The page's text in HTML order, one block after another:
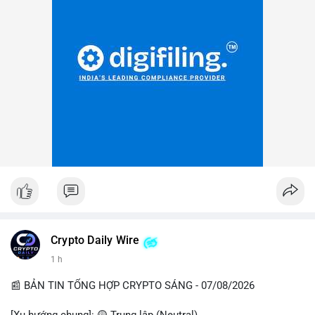
Crypto Daily Wire
1 h
📰 BẢN TIN TỔNG HỢP CRYPTO SÁNG - 07/08/2026